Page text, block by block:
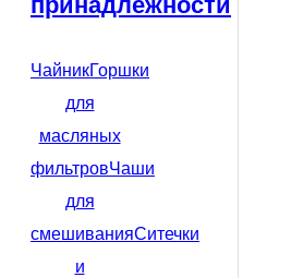
ЧайникГоршки
для
масляных
фильтровЧаши
для
смешиванияСитечки
и